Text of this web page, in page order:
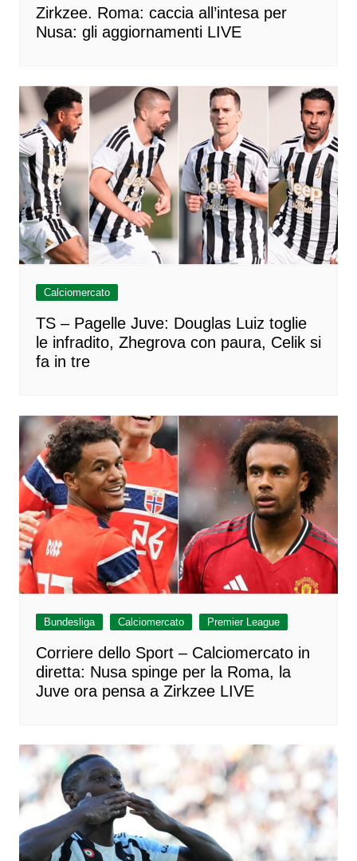
Zirkzee. Roma: caccia all’intesa per
Nusa: gli aggiornamenti LIVE
Calciomercato
TS – Pagelle Juve: Douglas Luiz toglie
le infradito, Zhegrova con paura, Celik si
fa in tre
Bundesliga Calciomercato Premier League
Corriere dello Sport – Calciomercato in
diretta: Nusa spinge per la Roma, la
Juve ora pensa a Zirkzee LIVE